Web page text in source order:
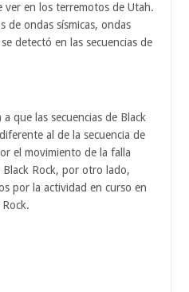
ver en los terremotos de Utah.
de ondas sísmicas, ondas
detectó en las secuencias de
que las secuencias de Black
al de la secuencia de
el movimiento de la falla
Rock, por otro lado,
por la actividad en curso en